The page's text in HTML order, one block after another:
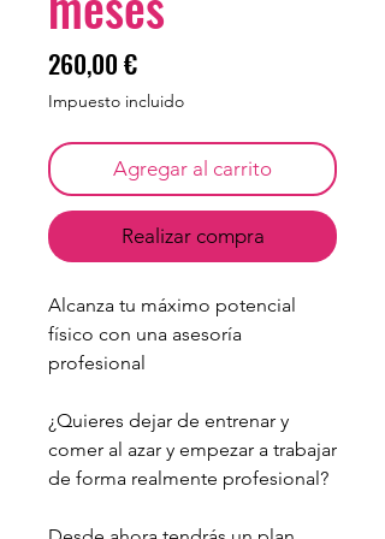
260,00 €Precio
Impuesto incluido
Agregar al carrito
Realizar compra
Alcanza tu máximo potencial
físico con una asesoría
profesional
¿Quieres dejar de entrenar y
comer al azar y empezar a trabajar
de forma realmente profesional?